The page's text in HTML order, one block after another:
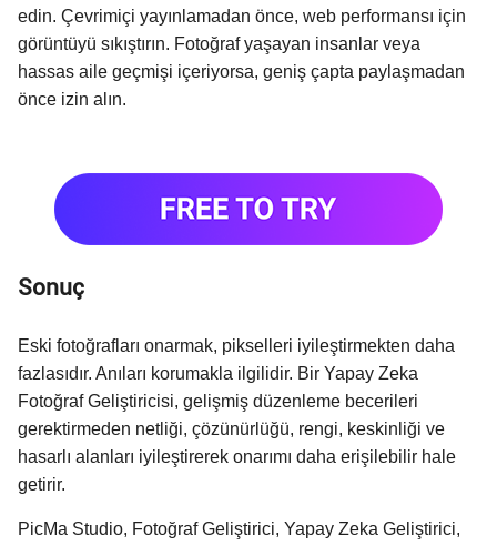
edin. Çevrimiçi yayınlamadan önce, web performansı için
görüntüyü sıkıştırın. Fotoğraf yaşayan insanlar veya
hassas aile geçmişi içeriyorsa, geniş çapta paylaşmadan
önce izin alın.
Sonuç
Eski fotoğrafları onarmak, pikselleri iyileştirmekten daha
fazlasıdır. Anıları korumakla ilgilidir. Bir Yapay Zeka
Fotoğraf Geliştiricisi, gelişmiş düzenleme becerileri
gerektirmeden netliği, çözünürlüğü, rengi, keskinliği ve
hasarlı alanları iyileştirerek onarımı daha erişilebilir hale
getirir.
PicMa Studio, Fotoğraf Geliştirici, Yapay Zeka Geliştirici,